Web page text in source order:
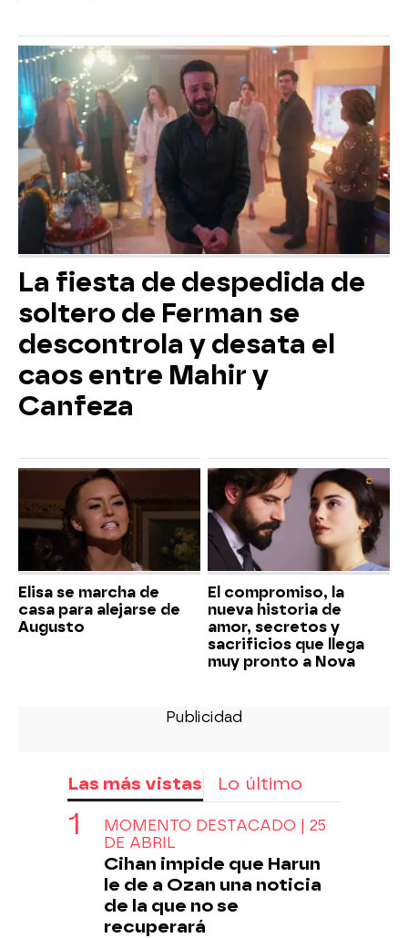
La fiesta de despedida de
soltero de Ferman se
descontrola y desata el
caos entre Mahir y
Canfeza
Elisa se marcha de
casa para alejarse de
Augusto
El compromiso, la
nueva historia de
amor, secretos y
sacrificios que llega
muy pronto a Nova
Las más vistas Lo último
MOMENTO DESTACADO | 25
DE ABRIL
Cihan impide que Harun
le de a Ozan una noticia
de la que no se
recuperará